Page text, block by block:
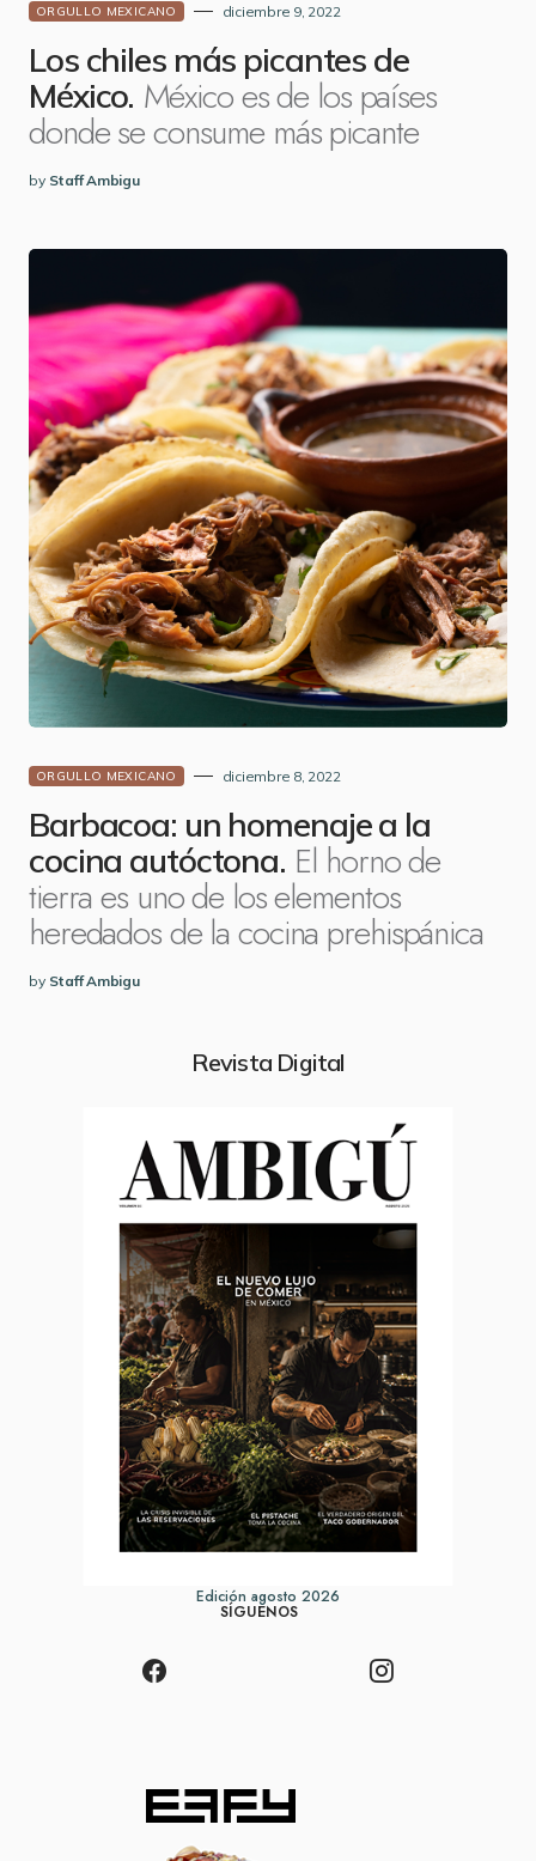
ORGULLO MEXICANO diciembre 9, 2022
Los chiles más picantes de
México. México es de los países
donde se consume más picante
by Staff Ambigu
ORGULLO MEXICANO diciembre 8, 2022
Barbacoa: un homenaje a la
cocina autóctona. El horno de
tierra es uno de los elementos
heredados de la cocina prehispánica
by Staff Ambigu
Revista Digital
Edición agosto 2026
SÍGUENOS